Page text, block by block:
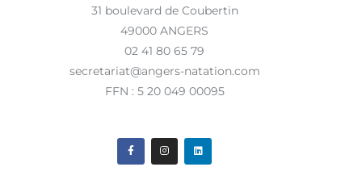
31 boulevard de Coubertin
49000 ANGERS
02 41 80 65 79
secretariat@angers-natation.com
FFN : 5 20 049 00095
F
a
I
n
L
i